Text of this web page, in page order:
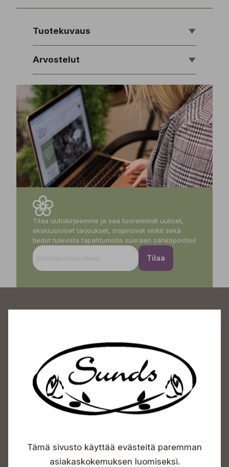
Tuotekuvaus
Arvostelut
Tilaa uutiskirjeemme ja saa tuoreimmat uutiset,
eksklusiiviset tarjoukset, inspiroivat vinkit sekä
tiedot tulevista tapahtumista suoraan sähköpostiisi!
Tilaa
Sundin Puutarhakeskus
Avoinna
Arkisin 09-18
Lauantaisin 09-16
Info & vaihde
+358 50 388 9592
Tämä sivusto käyttää evästeitä paremman
asiakaskokemuksen luomiseksi.